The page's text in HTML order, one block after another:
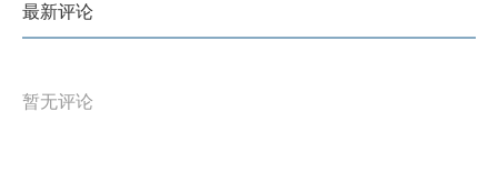
最新评论
暂无评论